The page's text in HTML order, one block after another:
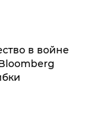
в войне